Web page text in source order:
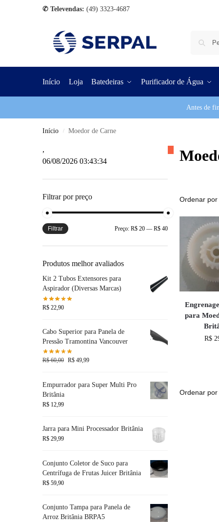
✆ Televendas: (49) 3323-4687
Início Loja Batedeiras Purificador de Água
Antes de
Início / Moedor de Carne
para
R$
,
06/08/2026 03:43:34
Filtrar por preço
Filtrar Preço:R$ 20 —R$ 40
Produtos melhor avaliados
Kit 2 Tubos Extensores para
Aspirador (Diversas Marcas)
R$ 22,90
Cabo Superior para Panela de
Pressão Tramontina Vancouver
R$60,00 R$ 49,99
Empurrador para Super Multi Pro
Britânia
R$ 12,99
Jarra para Mini Processador Britânia
R$ 29,99
Conjunto Coletor de Suco para
Centrífuga de Frutas Juicer Britânia
R$ 59,90
Conjunto Tampa para Panela de
Arroz Britânia BRPA5